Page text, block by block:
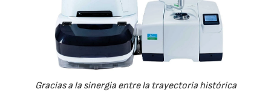
Gracias a la sinergia entre la trayectoria histórica